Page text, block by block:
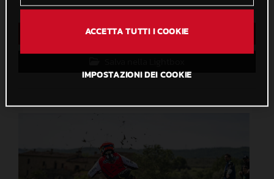
Download diretto
ACCETTA TUTTI I COOKIE
IMPOSTAZIONI DEI COOKIE